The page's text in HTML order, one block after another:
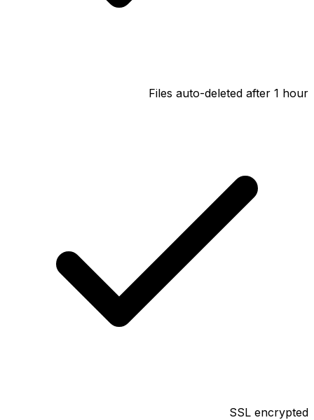
Files auto-deleted after 1 hour
SSL encrypted